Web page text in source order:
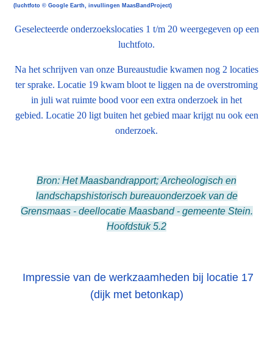
(luchtfoto © Google Earth, invullingen MaasBandProject)
Geselecteerde onderzoekslocaties 1 t/m 20 weergegeven op een
luchtfoto.
Na het schrijven van onze Bureaustudie kwamen nog 2 locaties
ter sprake. Locatie 19 kwam bloot te liggen na de overstroming
in juli wat ruimte bood voor een extra onderzoek in het
gebied. Locatie 20 ligt buiten het gebied maar krijgt nu ook een
onderzoek.
Bron: Het Maasbandrapport; Archeologisch en
landschapshistorisch bureauonderzoek van de
Grensmaas - deellocatie Maasband - gemeente Stein.
Hoofdstuk 5.2
Impressie van de werkzaamheden bij locatie 17
(dijk met betonkap)